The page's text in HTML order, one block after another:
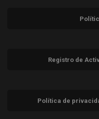
Registro de
Política de